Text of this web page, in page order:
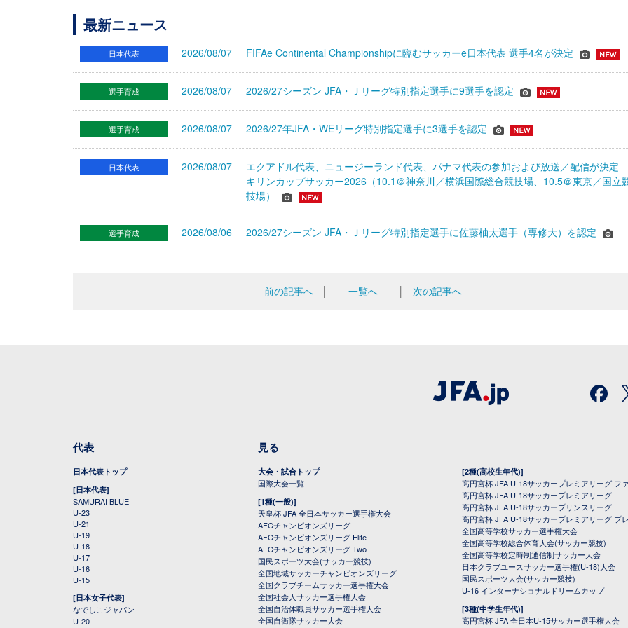
最新ニュース
日本代表 2026/08/07 FIFAe Continental Championshipに臨むサッカーe日本代表 選手4名が決定
選手育成 2026/08/07 2026/27シーズン JFA・Ｊリーグ特別指定選手に9選手を認定
選手育成 2026/08/07 2026/27年JFA・WEリーグ特別指定選手に3選手を認定
日本代表 2026/08/07
エクアドル代表、ニュージーランド代表、パナマ代表の参加および放送／配信が決定
キリンカップサッカー2026（10.1＠神奈川／横浜国際総合競技場、10.5＠東京／国立
技場）
選手育成 2026/08/06 2026/27シーズン JFA・Ｊリーグ特別指定選手に佐藤柚太選手（専修大）を認定
前の記事へ│ 一覧へ 次の記事へ
代表
日本代表トップ
[日本代表]
SAMURAI BLUE
U-23
U-21
U-19
U-18
U-17
U-16
U-15
[日本女子代表]
なでしこジャパン
U-20
見る
大会・試合トップ
国際大会一覧
[1種(一般)]
天皇杯 JFA 全日本サッカー選手権大会
AFCチャンピオンズリーグ
AFCチャンピオンズリーグ Elite
AFCチャンピオンズリーグ Two
国民スポーツ大会(サッカー競技)
全国地域サッカーチャンピオンズリーグ
全国クラブチームサッカー選手権大会
全国社会人サッカー選手権大会
全国自治体職員サッカー選手権大会
全国自衛隊サッカー大会
[2種(高校生年代)]
高円宮杯 JFA U-18サッカープレミアリーグ フ
高円宮杯 JFA U-18サッカープレミアリーグ
高円宮杯 JFA U-18サッカープリンスリーグ
高円宮杯 JFA U-18サッカープレミアリーグ プ
全国高等学校サッカー選手権大会
全国高等学校総合体育大会(サッカー競技)
全国高等学校定時制通信制サッカー大会
日本クラブユースサッカー選手権(U-18)大会
国民スポーツ大会(サッカー競技)
U-16 インターナショナルドリームカップ
[3種(中学生年代)]
高円宮杯 JFA 全日本U-15サッカー選手権大会